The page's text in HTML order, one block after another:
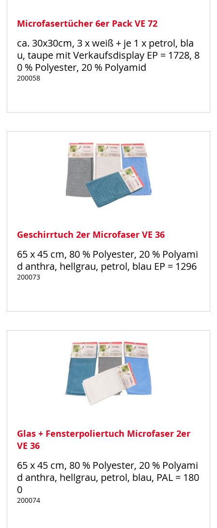
Microfasertücher 6er Pack VE 72
ca. 30x30cm, 3 x weiß + je 1 x petrol, bla
u, taupe mit Verkaufsdisplay EP = 1728, 8
0 % Polyester, 20 % Polyamid
200058
Auf
Geschirrtuch 2er Microfaser VE 36
65 x 45 cm, 80 % Polyester, 20 % Polyami
d anthra, hellgrau, petrol, blau EP = 1296
200073
Auf
Glas + Fensterpoliertuch Microfaser 2er
VE 36
65 x 45 cm, 80 % Polyester, 20 % Polyami
d anthra, hellgrau, petrol, blau, PAL = 180
0
200074